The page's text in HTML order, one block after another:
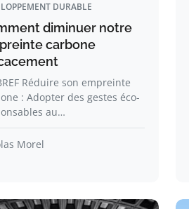
DURABLE
diminuer notre
carbone
Réduire son empreinte
: Adopter des gestes éco-
au…
Morel